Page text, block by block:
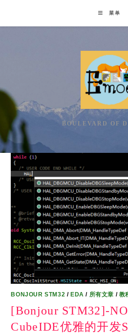
content
菜单
BOULEVARD OF
BONJOUR STM32 / EDA / 所有文章 / 教
[Bonjour STM32]-
CubeIDE优雅的开发